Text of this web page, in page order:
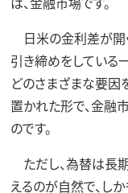
日米の金利差が開
引き締めをしている
どのさまざまな要因
置かれた形で、金融
のです。
ただし、為替は長
えるのが自然で、し